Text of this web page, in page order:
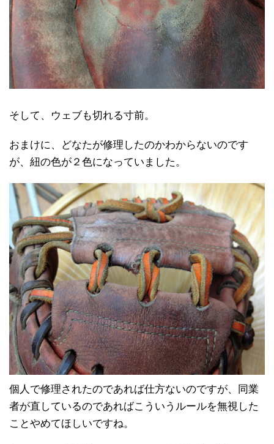
そして、ウェブも切れる寸前。
おまけに、どなたが修理したのかわからないのです
が、紐の色が２色になっていました。
個人で修理されたのであれば仕方ないのですが、同業
者が直しているのであればこういうルールを無視した
ことやめてほしいですね。